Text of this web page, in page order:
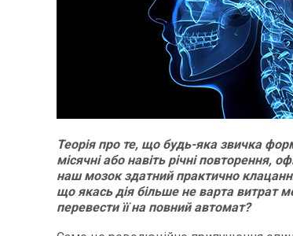
Теорія про те, що будь-яка звичка
місячні або навіть річні повторення,
наш мозок здатний практично
що якась дія більше не варта витрат
перевести її на повний автомат?